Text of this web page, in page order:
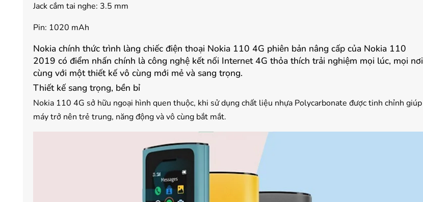
Jack cắm tai nghe: 3.5 mm
Pin: 1020 mAh
Nokia chính thức trình làng chiếc điện thoại Nokia 110 4G phiên bản nâng cấp của Nokia 110
2019 có điểm nhấn chính là công nghệ kết nối Internet 4G thỏa thích trải nghiệm mọi lúc, mọi nơi
cùng với một thiết kế vô cùng mới mẻ và sang trọng.
Thiết kế sang trọng, bền bỉ
Nokia 110 4G sở hữu ngoại hình quen thuộc, khi sử dụng chất liệu nhựa Polycarbonate được tinh chỉnh giúp
máy trở nên trẻ trung, năng động và vô cùng bắt mắt.